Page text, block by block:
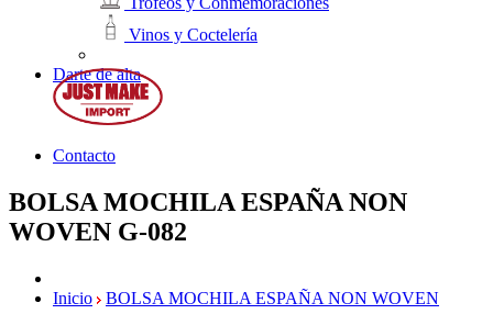
Vinos y Coctelería
Darte de alta
Contacto
BOLSA MOCHILA ESPAÑA NON
WOVEN G-082
Inicio BOLSA MOCHILA ESPAÑA NON WOVEN